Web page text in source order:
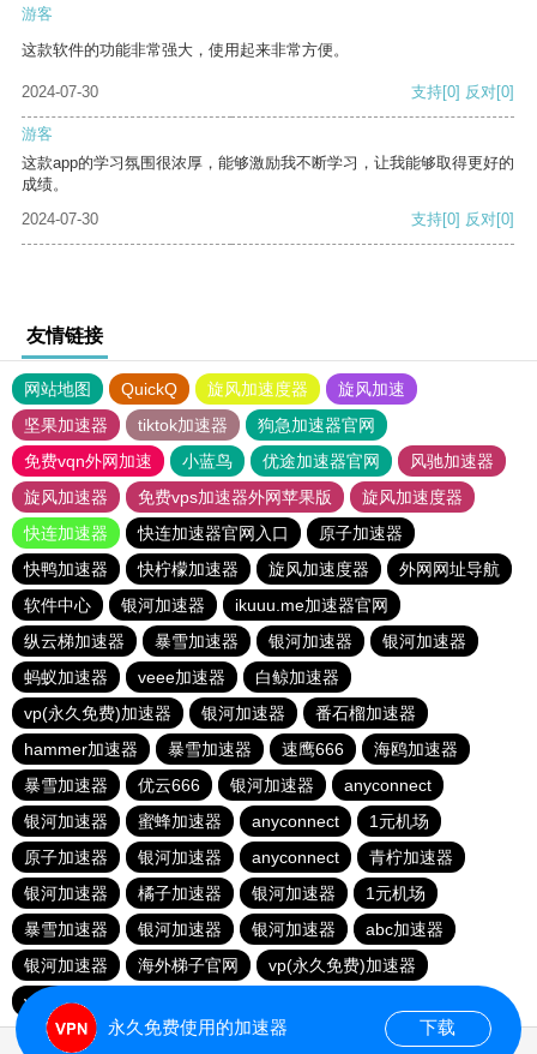
游客
这款软件的功能非常强大，使用起来非常方便。
2024-07-30 支持[0] 反对[0]
游客
这款app的学习氛围很浓厚，能够激励我不断学习，让我能够取得更好的
成绩。
2024-07-30
支持[0] 反对[0]
友情链接
网站地图 QuickQ 旋风加速度器
旋风加速
坚果加速器
tiktok加速器
狗急加速器官网
免费vqn外网加速
小蓝鸟 优途加速器官网
风驰加速器
旋风加速器
免费vps加速器外网苹果版
旋风加速度器
快连加速器
快连加速器官网入口
原子加速器
快鸭加速器
快柠檬加速器 旋风加速度器
外网网址导航
软件中心
银河加速器
ikuuu.me加速器官网
纵云梯加速器
暴雪加速器 银河加速器
银河加速器
蚂蚁加速器
veee加速器
白鲸加速器
vp(永久免费)加速器
银河加速器
番石榴加速器
hammer加速器
暴雪加速器 速鹰666
海鸥加速器
暴雪加速器
优云666 银河加速器
anyconnect
银河加速器
蜜蜂加速器 anyconnect
1元机场
原子加速器
银河加速器 anyconnect
青柠加速器
银河加速器
橘子加速器 银河加速器
1元机场
暴雪加速器
银河加速器 银河加速器
abc加速器
银河加速器
海外梯子官网
vp(永久免费)加速器
vp(永久免费)加速器
永久免费使用的加速器 下载